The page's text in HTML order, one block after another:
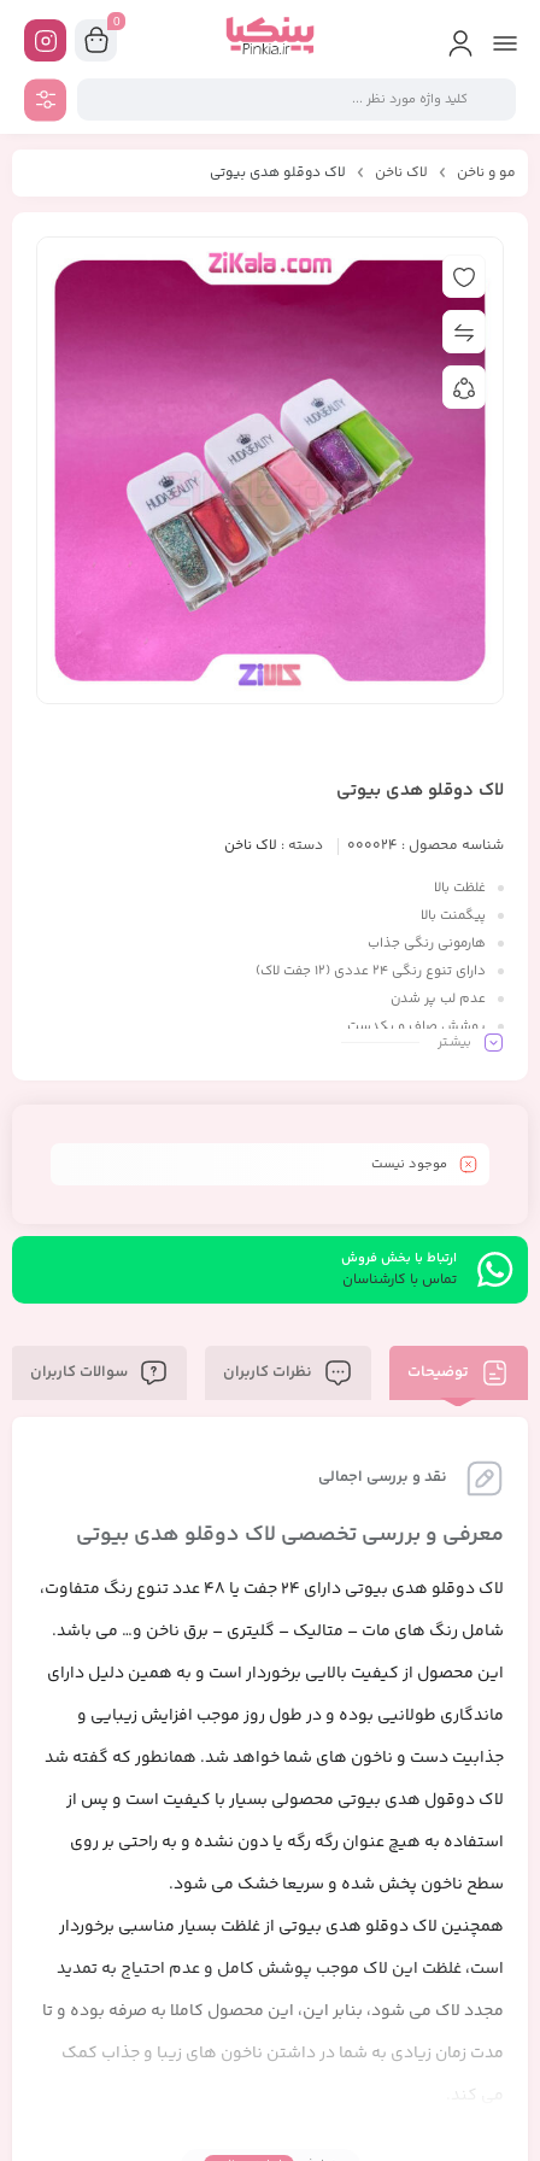
0
مو و ناخن لاک ناخن لاک دوقلو هدی بیوتی
لاک دوقلو هدی بیوتی
شناسه محصول : 000024 دسته : لاک ناخن
غلظت بالا
پیگمنت بالا
هارمونی رنگی جذاب
دارای تنوع رنگی 24 عددی (12 جفت لاک)
عدم لب پر شدن
پوشش صاف و یکدست
با صرفه اقتصادی
بیشـتر
موجود نیست
ارتباط با بخش فروش
تماس با کارشناسان
توضیحات نظرات کاربران سوالات کاربران
نقد و بررسی اجمالی
معرفی و بررسی تخصصی لاک دوقلو هدی بیوتی
لاک دوقلو هدی بیوتی دارای 24 جفت یا 48 عدد تنوع رنگ متفاوت،
شامل رنگ های مات – متالیک – گلیتری – برق ناخن و… می باشد.
این محصول از کیفیت بالایی برخوردار است و به همین دلیل دارای
ماندگاری طولانیی بوده و در طول روز موجب افزایش زیبایی و
جذابیت دست و ناخون های شما خواهد شد. همانطور که گفته شد
لاک دوقول هدی بیوتی محصولی بسیار با کیفیت است و پس از
استفاده به هیچ عنوان رگه رگه یا دون نشده و به راحتی بر روی
سطح ناخون پخش شده و سریعا خشک می شود.
همچنین لاک دوقلو هدی بیوتی از غلظت بسیار مناسبی برخوردار
است، غلظت این لاک موجب پوشش کامل و عدم احتیاج به تمدید
مجدد لاک می شود، بنابر این، این محصول کاملا به صرفه بوده و تا
مدت زمان زیادی به شما در داشتن ناخون های زیبا و جذاب کمک
می کند.